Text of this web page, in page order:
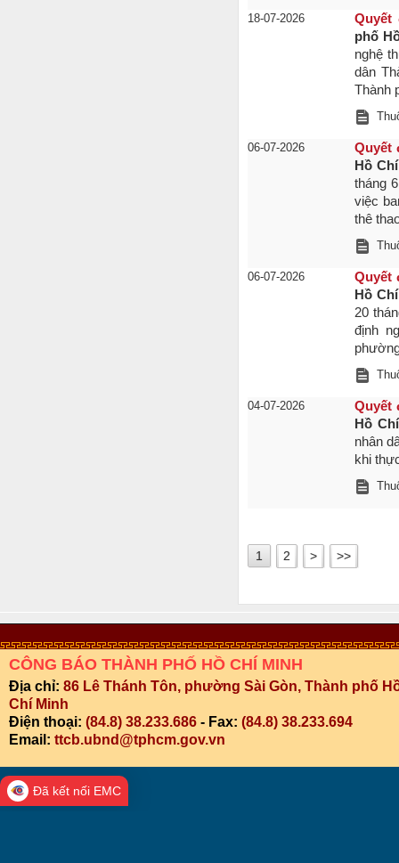
18-07-2026
Quyết
phố
nghệ
dân
Thành
06-07-2026
Quyết
Hồ
tháng
việc
thê
06-07-2026
Quyết
Hồ
20
định
04-07-2026
Quyết
Hồ
nhân
khi
1 2 > >>
CÔNG BÁO THÀNH PHỐ HỒ CHÍ MINH
Địa chỉ: 86 Lê Thánh Tôn, phường Sài Gòn, Thành phố
Chí Minh
Điện thoại: (84.8) 38.233.686 - Fax: (84.8) 38.233.694
Email: ttcb.ubnd@tphcm.gov.vn
Đã kết nối EMC